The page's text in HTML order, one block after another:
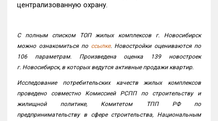
централизованную охрану.
С полным списком ТОП жилых комплексов г. Новосибирск
можно ознакомиться по ссылке. Новостройки оцениваются по
106 параметрам. Произведена оценка 139 новостроек
г. Новосибирск, в которых ведутся активные продажи квартир.
Исследование потребительских качеств жилых комплексов
проведено совместно Комиссией РСПП по строительству и
жилищной политике, Комитетом ТПП РФ по
предпринимательству в сфере строительства, Национальным